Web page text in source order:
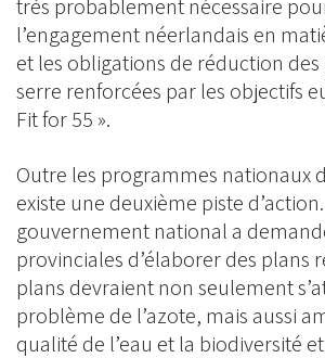
très probablement nécessaire
l’engagement néerlandais en
et les obligations de réduction des
serre renforcées par les objectifs
Fit for 55 ».
Outre les programmes nationaux
existe une deuxième piste
gouvernement national a
provinciales d’élaborer des plans
plans devraient non seulement
problème de l’azote, mais aussi
qualité de l’eau et la biodiversité